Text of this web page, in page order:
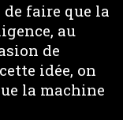
faire que la
au
de
idée, on
la machine